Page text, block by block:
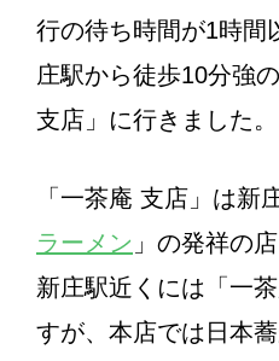
行の待ち時間が1時間
庄駅から徒歩10分強
支店」に行きました。
「一茶庵 支店」は新
ラーメン 」の発祥の
新庄駅近くには「一
すが、本店では日本